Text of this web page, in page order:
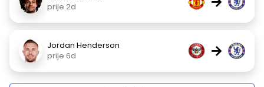
prije 2d
Jordan Henderson
prije 6d
→